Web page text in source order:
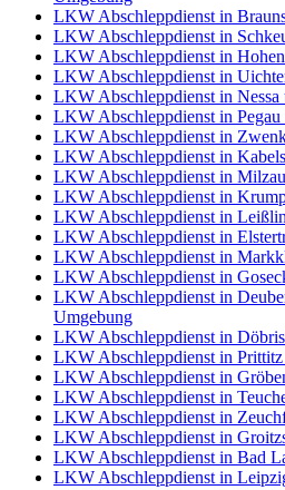
LKW Abschleppdienst in
LKW Abschleppdienst in
LKW Abschleppdienst in
LKW Abschleppdienst in
LKW Abschleppdienst in Nessa
LKW Abschleppdienst in
LKW Abschleppdienst in
LKW Abschleppdienst in
LKW Abschleppdienst in
LKW Abschleppdienst in
LKW Abschleppdienst in
LKW Abschleppdienst in
LKW Abschleppdienst in
LKW Abschleppdienst in
LKW Abschleppdienst in
Umgebung
LKW Abschleppdienst in
LKW Abschleppdienst in
LKW Abschleppdienst in
LKW Abschleppdienst in
LKW Abschleppdienst in
LKW Abschleppdienst in
LKW Abschleppdienst in Bad
LKW Abschleppdienst in